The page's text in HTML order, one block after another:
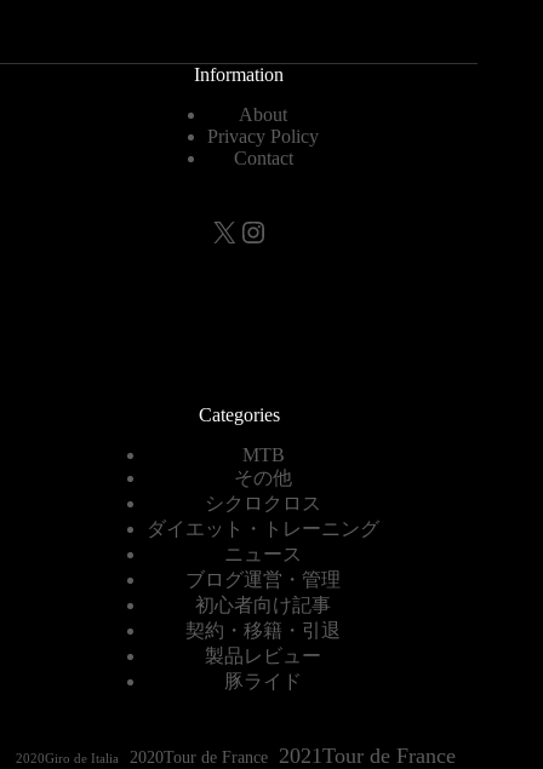
Information
About
Privacy Policy
Contact
X Instagram
Categories
MTB
その他
シクロクロス
ダイエット・トレーニング
ニュース
ブログ運営・管理
初心者向け記事
契約・移籍・引退
製品レビュー
豚ライド
2020Giro de Italia 2020Tour de France 2021Tour de France